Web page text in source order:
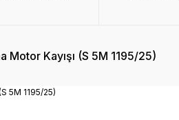
Motor Kayışı (S 5M 1195/25)